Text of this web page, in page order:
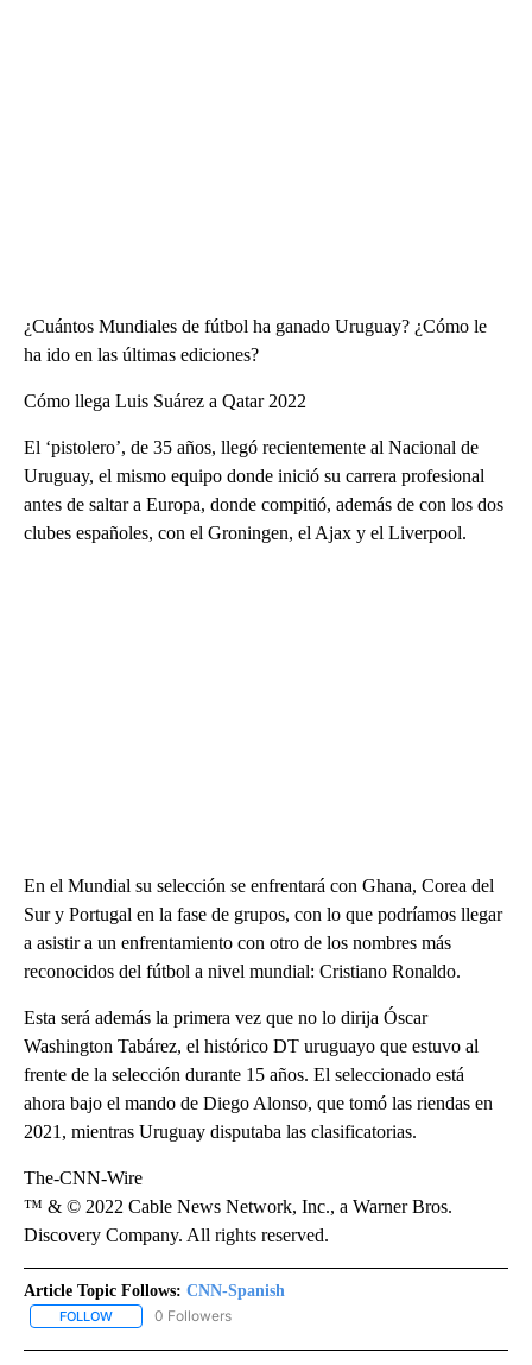
¿Cuántos Mundiales de fútbol ha ganado Uruguay? ¿Cómo le
ha ido en las últimas ediciones?
Cómo llega Luis Suárez a Qatar 2022
El ‘pistolero’, de 35 años, llegó recientemente al Nacional de
Uruguay, el mismo equipo donde inició su carrera profesional
antes de saltar a Europa, donde compitió, además de con los dos
clubes españoles, con el Groningen, el Ajax y el Liverpool.
En el Mundial su selección se enfrentará con Ghana, Corea del
Sur y Portugal en la fase de grupos, con lo que podríamos llegar
a asistir a un enfrentamiento con otro de los nombres más
reconocidos del fútbol a nivel mundial: Cristiano Ronaldo.
Esta será además la primera vez que no lo dirija Óscar
Washington Tabárez, el histórico DT uruguayo que estuvo al
frente de la selección durante 15 años. El seleccionado está
ahora bajo el mando de Diego Alonso, que tomó las riendas en
2021, mientras Uruguay disputaba las clasificatorias.
The-CNN-Wire
™ & © 2022 Cable News Network, Inc., a Warner Bros.
Discovery Company. All rights reserved.
Article Topic Follows: CNN-Spanish
FOLLOW FOLLOW "CNN-SPANISH" TO RECEIVE NOTIFICATIONS ABOUT
0 Followers